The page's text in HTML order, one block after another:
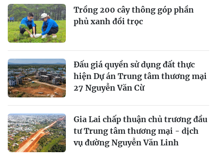
Trồng 200 cây thông góp phần
phủ xanh đồi trọc
Đấu giá quyền sử dụng đất thực
hiện Dự án Trung tâm thương mại
27 Nguyễn Văn Cừ
Gia Lai chấp thuận chủ trương đầu
tư Trung tâm thương mại - dịch
vụ đường Nguyễn Văn Linh